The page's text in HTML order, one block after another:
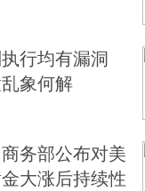
行均有漏洞
象何解
商务部公布对美
大涨后持续性